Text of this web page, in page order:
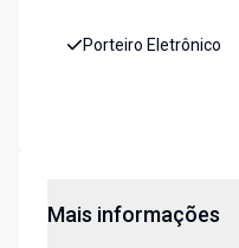
Porteiro Eletrônico
Mais informações